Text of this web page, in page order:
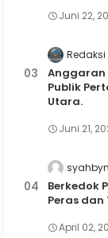
Juni 22,
Anggaran
Publik
Utara.
Juni 21,
Berkedok
Peras
April 02,